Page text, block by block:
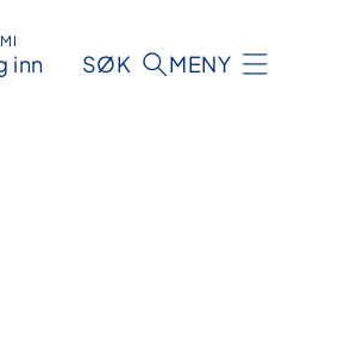
inn SØK MENY